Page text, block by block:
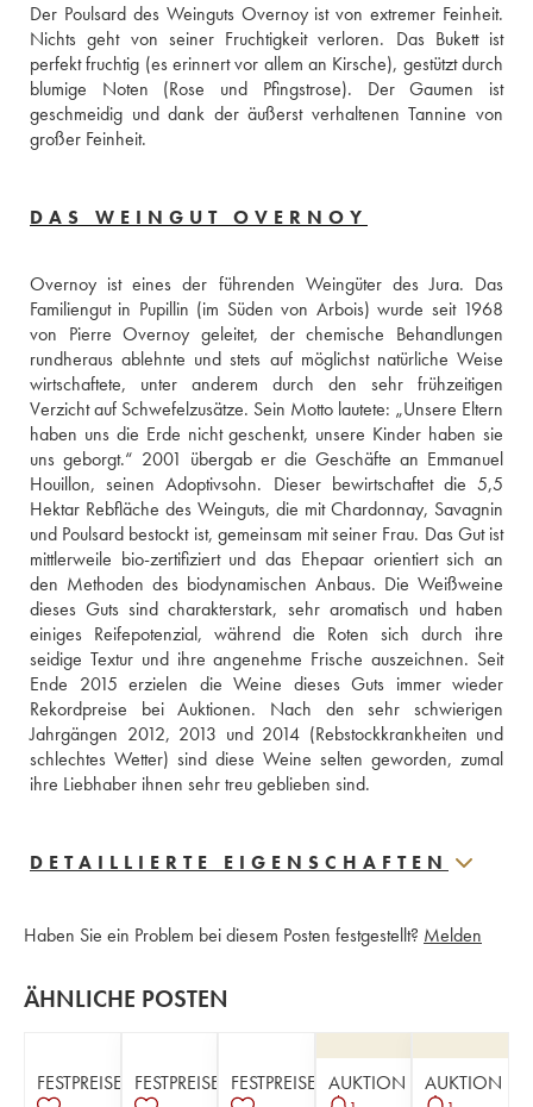
Der Poulsard des Weinguts Overnoy ist von extremer Feinheit.
Nichts geht von seiner Fruchtigkeit verloren. Das Bukett ist
perfekt fruchtig (es erinnert vor allem an Kirsche), gestützt durch
blumige Noten (Rose und Pfingstrose). Der Gaumen ist
geschmeidig und dank der äußerst verhaltenen Tannine von
großer Feinheit.
DAS WEINGUT OVERNOY
Overnoy ist eines der führenden Weingüter des Jura. Das
Familiengut in Pupillin (im Süden von Arbois) wurde seit 1968
von Pierre Overnoy geleitet, der chemische Behandlungen
rundheraus ablehnte und stets auf möglichst natürliche Weise
wirtschaftete, unter anderem durch den sehr frühzeitigen
Verzicht auf Schwefelzusätze. Sein Motto lautete: „Unsere Eltern
haben uns die Erde nicht geschenkt, unsere Kinder haben sie
uns geborgt.“ 2001 übergab er die Geschäfte an Emmanuel
Houillon, seinen Adoptivsohn. Dieser bewirtschaftet die 5,5
Hektar Rebfläche des Weinguts, die mit Chardonnay, Savagnin
und Poulsard bestockt ist, gemeinsam mit seiner Frau. Das Gut ist
mittlerweile bio-zertifiziert und das Ehepaar orientiert sich an
den Methoden des biodynamischen Anbaus. Die Weißweine
dieses Guts sind charakterstark, sehr aromatisch und haben
einiges Reifepotenzial, während die Roten sich durch ihre
seidige Textur und ihre angenehme Frische auszeichnen. Seit
Ende 2015 erzielen die Weine dieses Guts immer wieder
Rekordpreise bei Auktionen. Nach den sehr schwierigen
Jahrgängen 2012, 2013 und 2014 (Rebstockkrankheiten und
schlechtes Wetter) sind diese Weine selten geworden, zumal
ihre Liebhaber ihnen sehr treu geblieben sind.
DETAILLIERTE EIGENSCHAFTEN
Haben Sie ein Problem bei diesem Posten festgestellt? Melden
ÄHNLICHE POSTEN
FESTPREISE FESTPREISE FESTPREISE AUKTION AUKTION